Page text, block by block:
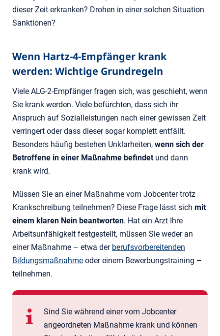
dieser Zeit erkranken? Drohen in einer solchen Situation
Sanktionen?
Wenn Hartz-4-Empfänger krank
werden: Wichtige Grundregeln
Viele ALG-2-Empfänger fragen sich, was geschieht, wenn
Sie krank werden. Viele befürchten, dass sich ihr
Anspruch auf Sozialleistungen nach einer gewissen Zeit
verringert oder dass dieser sogar komplett entfällt.
Besonders häufig bestehen Unklarheiten, wenn sich der
Betroffene in einer Maßnahme befindet und dann
krank wird.
Müssen Sie an einer Maßnahme vom Jobcenter trotz
Krankschreibung teilnehmen? Diese Frage lässt sich mit
einem klaren Nein beantworten. Hat ein Arzt Ihre
Arbeitsunfähigkeit festgestellt, müssen Sie weder an
einer Maßnahme – etwa der berufsvorbereitenden
Bildungsmaßnahme oder einem Bewerbungstraining –
teilnehmen.
Sind Sie während einer vom Jobcenter
angeordneten Maßnahme krank und können